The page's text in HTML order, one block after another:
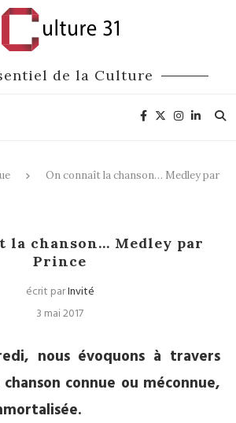
de la Culture
On connaît la chanson… Medley par
la chanson… Medley par
Prince
écrit parInvité
3 mai 2017
nous évoquons à travers
connue ou méconnue,